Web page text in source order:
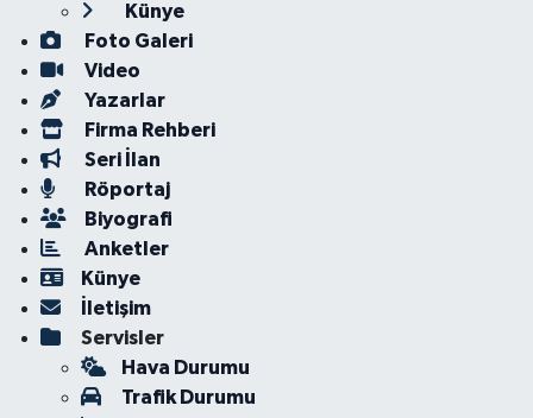
Künye
Foto Galeri
Video
Yazarlar
Firma Rehberi
Seri İlan
Röportaj
Biyografi
Anketler
Künye
İletişim
Servisler
Hava Durumu
Trafik Durumu